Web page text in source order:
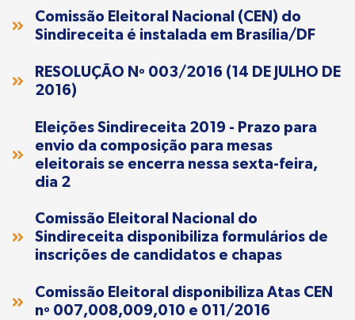
Comissão Eleitoral Nacional (CEN) do
Sindireceita é instalada em Brasília/DF
RESOLUÇÃO Nº 003/2016 (14 DE JULHO DE
2016)
Eleições Sindireceita 2019 - Prazo para
envio da composição para mesas
eleitorais se encerra nessa sexta-feira,
dia 2
Comissão Eleitoral Nacional do
Sindireceita disponibiliza formulários de
inscrições de candidatos e chapas
Comissão Eleitoral disponibiliza Atas CEN
nº 007,008,009,010 e 011/2016